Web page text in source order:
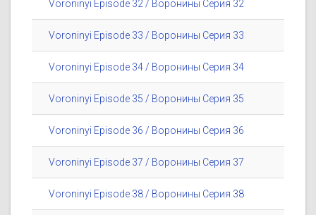
Voroninyi Episode 32 / Воронины Серия 32
Voroninyi Episode 33 / Воронины Серия 33
Voroninyi Episode 34 / Воронины Серия 34
Voroninyi Episode 35 / Воронины Серия 35
Voroninyi Episode 36 / Воронины Серия 36
Voroninyi Episode 37 / Воронины Серия 37
Voroninyi Episode 38 / Воронины Серия 38